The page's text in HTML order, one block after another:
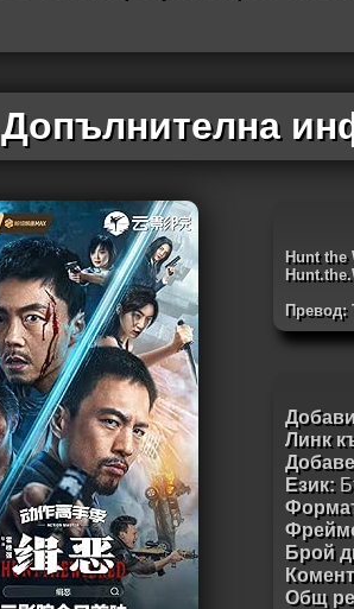
Допълнителна
Hunt the
Превод:
Линк
Език:
Брой
Общ